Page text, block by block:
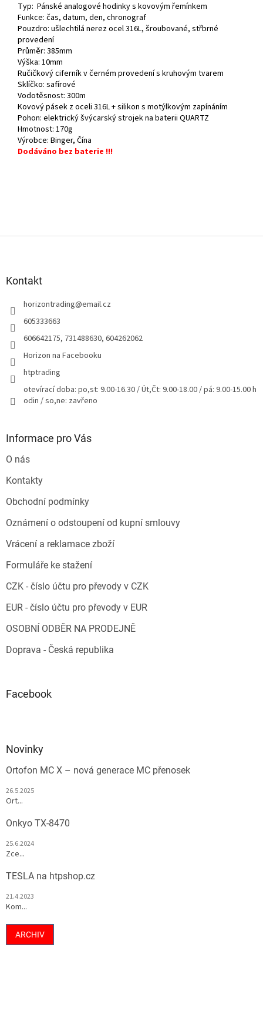
Typ: Pánské analogové hodinky s kovovým řemínkem
Funkce: čas, datum, den, chronograf
Pouzdro: ušlechtilá nerez ocel 316L, šroubované, střbrné
provedení
Průměr: 385mm
Výška: 10mm
Ručičkový ciferník v černém provedení s kruhovým tvarem
Sklíčko: safírové
Vodotěsnost: 300m
Kovový pásek z oceli 316L + silikon s motýlkovým zapínáním
Pohon: elektrický švýcarský strojek na baterii QUARTZ
Hmotnost: 170g
Výrobce: Binger, Čína
Dodáváno bez baterie !!!
Kontakt
horizontrading@email.cz
605333663
606642175, 731488630, 604262062
Horizon na Facebooku
htptrading
otevírací doba: po,st: 9.00-16.30 / Út,Čt: 9.00-18.00 / pá: 9.00-15.00 h
odin / so,ne: zavřeno
Informace pro Vás
O nás
Kontakty
Obchodní podmínky
Oznámení o odstoupení od kupní smlouvy
Vrácení a reklamace zboží
Formuláře ke stažení
CZK - číslo účtu pro převody v CZK
EUR - číslo účtu pro převody v EUR
OSOBNÍ ODBĚR NA PRODEJNĚ
Doprava - Česká republika
Facebook
Novinky
Ortofon MC X – nová generace MC přenosek
26.5.2025
Ort...
Onkyo TX-8470
25.6.2024
Zce...
TESLA na htpshop.cz
21.4.2023
Kom...
ARCHIV